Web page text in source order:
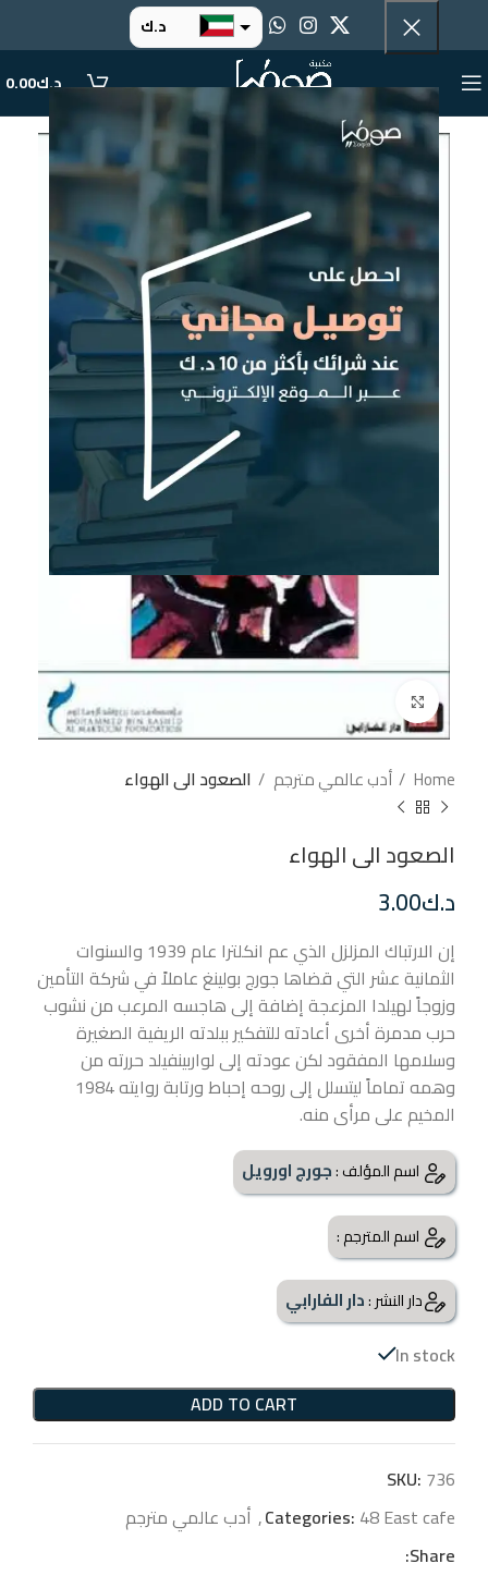
د.ك
ر.س
.د.ب
د.ك0.00
Home أدب عالمي مترجم الصعود الى الهواء
الصعود الى الهواء
د.ك3.00
إن الارتباك المزلزل الذي عم انكلترا عام 1939 والسنوات
الثمانية عشر التي قضاها جورج بولينغ عاملاً في شركة التأمين
وزوجاً لهيلدا المزعجة إضافة إلى هاجسه المرعب من نشوب
حرب مدمرة أخرى أعادته للتفكير ببلدته الريفية الصغيرة
وسلامها المفقود لكن عودته إلى لواربينفيلد حررته من
وهمه تماماً ليتسلل إلى روحه إحباط
ورتابة روايته 1984
المخيم على مرأى منه.
اسم المؤلف :جورج اورويل
اسم المترجم :
دار النشر :دار الفارابي
In stock
ADD TO CART
SKU: 736
Categories: 48 East cafe
, أدب عالمي مترجم
Share: